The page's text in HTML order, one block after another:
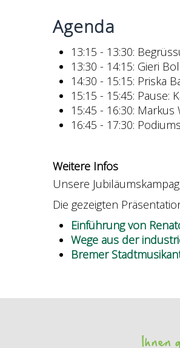
Agenda
13:15 - 13:30:
13:30 - 14:15: Gieri
14:30 - 15:15: Priska
15:15 - 15:45: Pause:
15:45 - 16:30:
16:45 - 17:30:
Weitere Infos
Unsere
Die gezeigten
Einführung von
Wege aus der
Bremer
Ihnen